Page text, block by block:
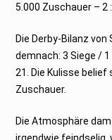
5.000 Zuschauer – 2
Die Derby-Bilanz
demnach: 3 Siege /
21. Die Kulisse
Zuschauer.
Die Atmosphäre